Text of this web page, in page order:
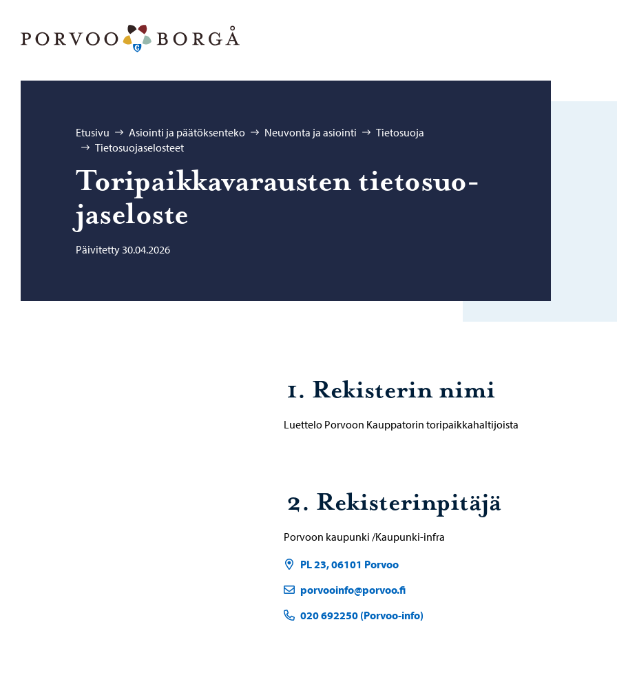
Selaa:
Etusivu Asiointi ja päätöksenteko Neuvonta ja asiointi
Tietosuoja
Tietosuojaselosteet
To­ri­paik­ka­va­raus­ten tie­to­suo­
ja­se­los­te
Päivitetty 30.04.2026
1. Rekisterin nimi
Luettelo Porvoon Kauppatorin toripaikkahaltijoista
2. Rekisterinpitäjä
Porvoon kaupunki /Kaupunki-infra
PL 23, 06101 Porvoo
porvooinfo@porvoo.fi
020 692250 (Porvoo-info)